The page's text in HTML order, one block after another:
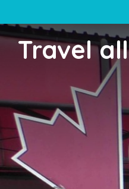
Travel